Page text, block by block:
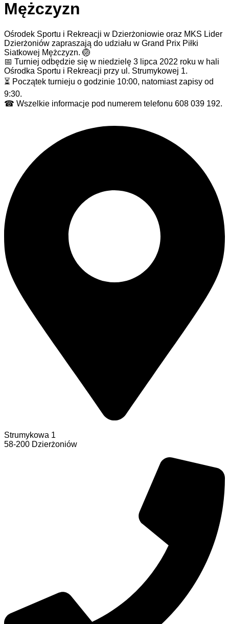
Mężczyzn
Ośrodek Sportu i Rekreacji w Dzierżoniowie oraz MKS Lider
Dzierżoniów zapraszają do udziału w Grand Prix Piłki
Siatkowej Mężczyzn. 🏐
📅 Turniej odbędzie się w niedzielę 3 lipca 2022 roku w hali
Ośrodka Sportu i Rekreacji przy ul. Strumykowej 1.
⏳ Początek turnieju o godzinie 10:00, natomiast zapisy od
9:30.
☎ Wszelkie informacje pod numerem telefonu 608 039 192.
Strumykowa 1
58-200 Dzierżoniów